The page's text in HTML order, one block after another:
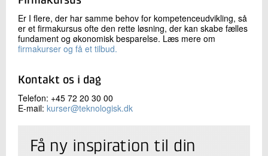
Er I flere, der har samme behov for kompetenceudvikling, så
er et firmakursus ofte den rette løsning, der kan skabe fælles
fundament og økonomisk besparelse. Læs mere om
firmakurser og få et tilbud.
Kontakt os i dag
Telefon: +45 72 20 30 00
E-mail: kurser@teknologisk.dk
Få ny inspiration til din